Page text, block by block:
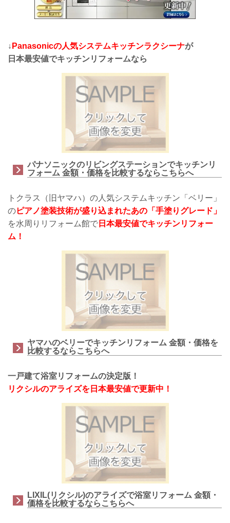
↓ Panasonicの人気システムキッチンラクシーナが
日本最安値でキッチンリフォームなら
パナソニックのリビングステーションでキッチンリ
フォーム 金額・価格を比較するならこちらへ
トクラス（旧ヤマハ）の人気システムキッチン「ベリー」
のピアノ塗装技術が盛り込まれたあの「手塗りグレード」
を水周りリフォーム館で 日本最安値でキッチンリフォー
ム！
ヤマハのベリーでキッチンリフォーム 金額・価格を
比較するならこちらへ
一戸建て浴室リフォームの決定版！
リクシルのアライズを日本最安値で更新中！
LIXIL(リクシル)のアライズで浴室リフォーム 金額・
価格を比較するならこちらへ